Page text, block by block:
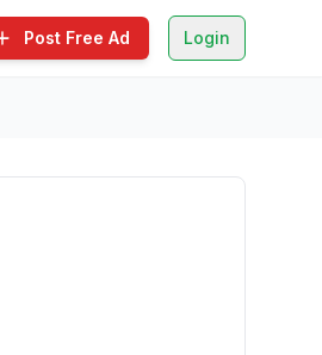
Post Free Ad Login